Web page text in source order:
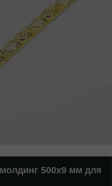
500х9 мм для